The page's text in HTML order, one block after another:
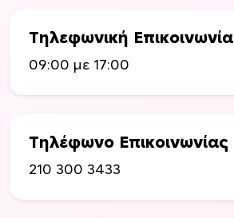
Τηλεφωνική Επικοινωνία
09:00 με 17:00
Τηλέφωνο Επικοινωνίας
210 300 3433